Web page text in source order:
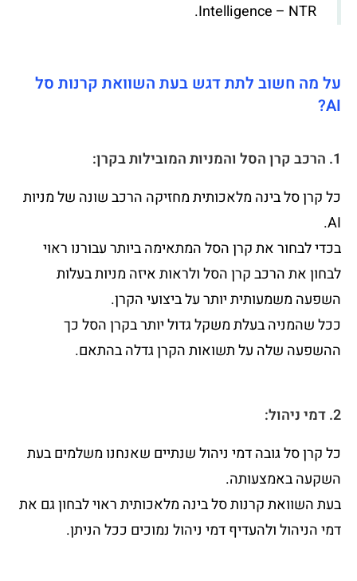
Intelligence – NTR.
על מה חשוב לתת דגש בעת השוואת קרנות סל
AI?
1. הרכב קרן הסל והמניות המובילות בקרן:
כל קרן סל בינה מלאכותית מחזיקה הרכב שונה של מניות
AI.
בכדי לבחור את קרן הסל המתאימה ביותר עבורנו ראוי
לבחון את הרכב קרן הסל ולראות איזה מניות בעלות
השפעה משמעותית יותר על ביצועי הקרן.
ככל שהמניה בעלת משקל גדול יותר בקרן הסל כך
ההשפעה שלה על תשואות הקרן גדלה בהתאם.
2. דמי ניהול:
כל קרן סל גובה דמי ניהול שנתיים שאנחנו משלמים בעת
השקעה באמצעותה.
בעת השוואת קרנות סל בינה מלאכותית ראוי לבחון גם את
דמי הניהול ולהעדיף דמי ניהול נמוכים ככל הניתן.